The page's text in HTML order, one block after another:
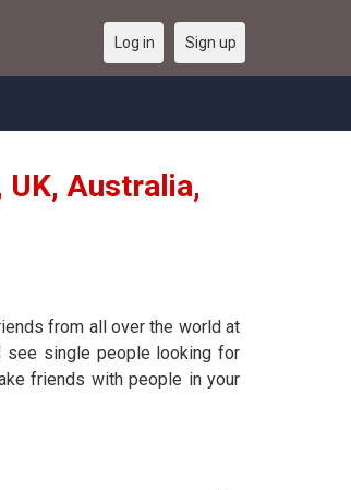
Log in Sign up
UK, Australia,
from all over the world at
see single people looking for
friends with people in your